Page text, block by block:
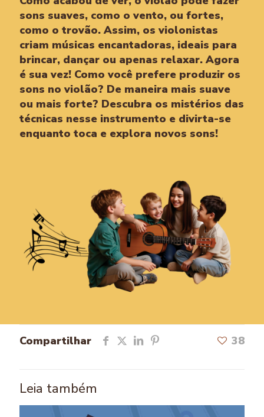
sons suaves, como o vento, ou fortes,
como o trovão. Assim, os violonistas
criam músicas encantadoras, ideais para
brincar, dançar ou apenas relaxar. Agora
é sua vez! Como você prefere produzir os
sons no violão? De maneira mais suave
ou mais forte? Descubra os mistérios das
técnicas nesse instrumento e divirta-se
enquanto toca e explora novos sons!
Compartilhar 38
Leia também